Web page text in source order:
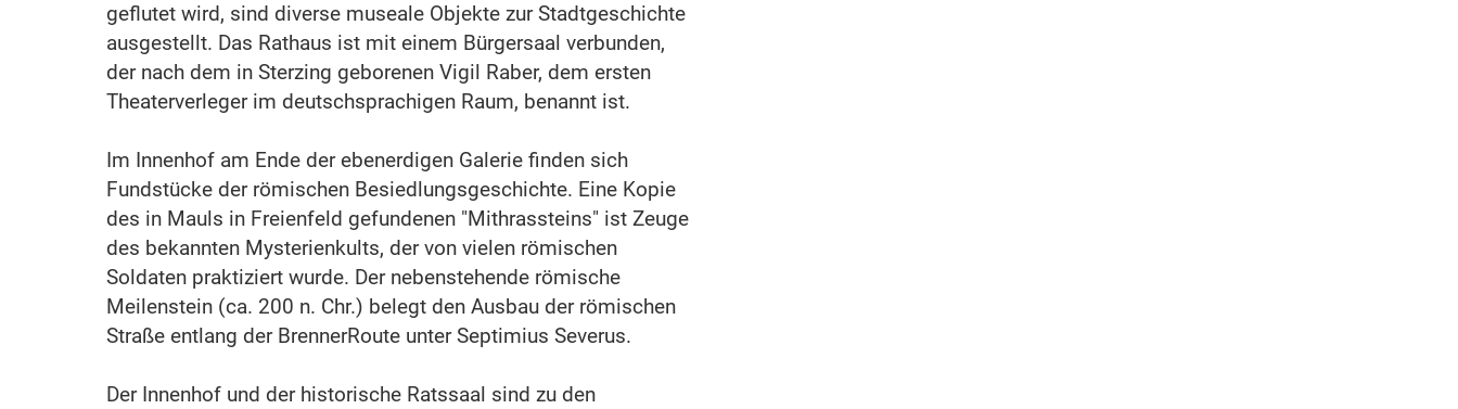
geflutet wird, sind diverse museale Objekte zur Stadtgeschichte
ausgestellt. Das Rathaus ist mit einem Bürgersaal verbunden,
der nach dem in Sterzing geborenen Vigil Raber, dem ersten
Theaterverleger im deutschsprachigen Raum, benannt ist.
Im Innenhof am Ende der ebenerdigen Galerie finden sich
Fundstücke der römischen Besiedlungsgeschichte. Eine Kopie
des in Mauls in Freienfeld gefundenen "Mithrassteins" ist Zeuge
des bekannten Mysterienkults, der von vielen römischen
Soldaten praktiziert wurde. Der nebenstehende römische
Meilenstein (ca. 200 n. Chr.) belegt den Ausbau der römischen
Straße entlang der BrennerRoute unter Septimius Severus.
Der Innenhof und der historische Ratssaal sind zu den